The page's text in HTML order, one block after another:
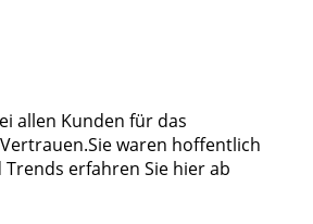
allen Kunden für das
waren hoffentlich
erfahren Sie hier ab